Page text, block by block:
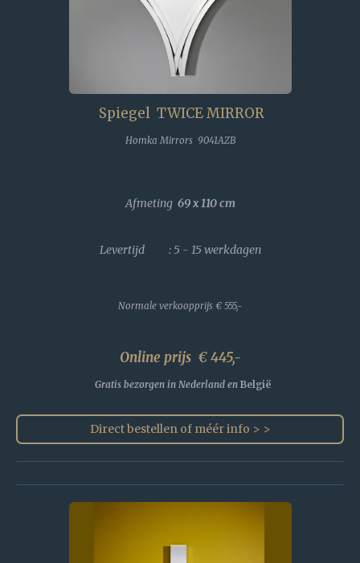
Spiegel TWICE MIRROR
Homka Mirrors 9041AZB
Afmeting69 x 110cm
Levertijd : 5 - 15 werkdagen
Normale verkoopprijs € 555,-
Online prijs € 445,-
Gratis bezorgen in Nederland en België
Direct bestellen of méér info > >